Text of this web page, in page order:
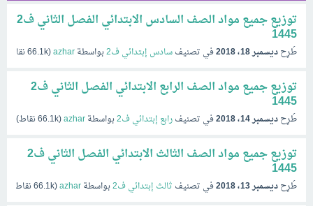
توزيع جميع مواد الصف السادس الابتدائي الفصل الثاني ف2
1445
طُرِحديسمبر 18، 2018 في تصنيفسادس إبتدائي ف2 بواسطةazhar
(
66.1kنقاط)
توزيع جميع مواد الصف الرابع الابتدائي الفصل الثاني ف2
1445
طُرِحديسمبر 14، 2018 في تصنيفرابع إبتدائي ف2 بواسطةazhar
(
66.1kنقاط)
توزيع جميع مواد الصف الثالث الابتدائي الفصل الثاني ف2
1445
طُرِحديسمبر 13، 2018 في تصنيف ثالث إبتدائي ف2 بواسطةazhar
(
66.1kنقاط)